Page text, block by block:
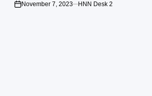
on
November 7, 2023 HNN Desk 2